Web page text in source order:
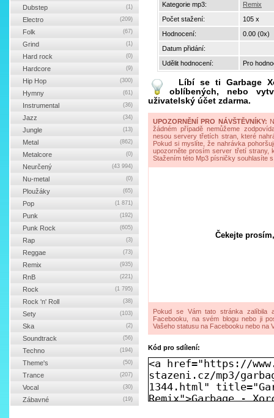
Kategorie mp3:
Remix
Počet stažení:
105 x
Hodnocení:
0.00 (0x)
Datum přidání:
Udělit hodnocení:
Pro
Líbí se ti Garbage
oblíbených, nebo
uživatelský účet zdarma.
UPOZORNĚNÍ PRO NÁVŠTĚVNÍKY:
žádném případě nemůžeme
nesou servery třetích stran, které
Pokud si myslíte, že nahrávka
upozorněte prosím server třetí strany,
Stažením této Mp3 písničky souhlasíte
Čekejte
Pokud se Vám tato stránka zalíbila
Facebooku, na svém blogu nebo ji
Vašeho statusu na Facebooku nebo na
Kód pro sdílení:
Dubstep (1)
Electro (209)
Folk (67)
Grind (1)
Hard rock (0)
Hardcore (9)
Hip Hop (300)
Hymny (61)
Instrumental (36)
Jazz (34)
Jungle (13)
Metal (862)
Metalcore (0)
Neurčený (43 994)
Nu-metal (0)
Ploužáky (65)
Pop (1 871)
Punk (192)
Punk Rock (605)
Rap (3)
Reggae (73)
Remix (935)
RnB (221)
Rock (1 795)
Rock 'n' Roll (38)
Sety (103)
Ska (2)
Soundtrack (56)
Techno (194)
Theme's (50)
Trance (207)
Vocal (30)
Zábavné (19)